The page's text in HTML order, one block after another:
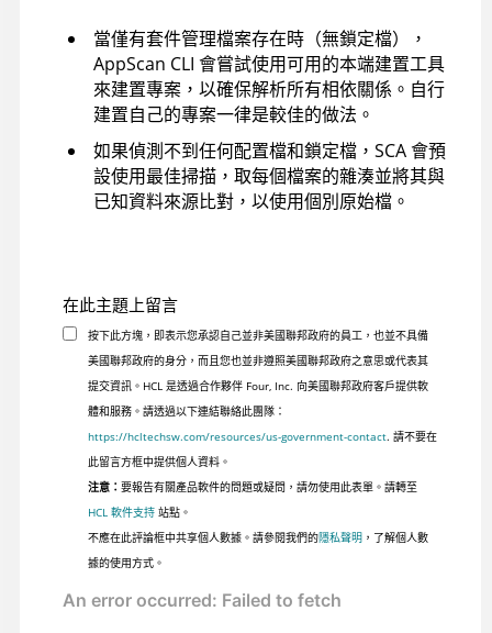
當僅有套件管理檔案存在時（無鎖定檔），
AppScan CLI 會嘗試使用可用的本端建置工具
來建置專案，以確保解析所有相依關係。自行
建置自己的專案一律是較佳的做法。
如果偵測不到任何配置檔和鎖定檔，SCA 會預
設使用最佳掃描，取每個檔案的雜湊並將其與
已知資料來源比對，以使用個別原始檔。
在此主題上留言
按下此方塊，即表示您承認自己並非美國聯邦政府的員工，也並不具備
美國聯邦政府的身分，而且您也並非遵照美國聯邦政府之意思或代表其
提交資訊。HCL 是透過合作夥伴 Four, Inc. 向美國聯邦政府客戶提供軟
體和服務。請透過以下連結聯絡此團隊：
https://hcltechsw.com/resources/us-government-contact. 請不要在
此留言方框中提供個人資料。
注意： 要報告有關產品軟件的問題或疑問，請勿使用此表單。請轉至
HCL 軟件支持站點。
不應在此評論框中共享個人數據。請參閱我們的隱私聲明，了解個人數
據的使用方式。